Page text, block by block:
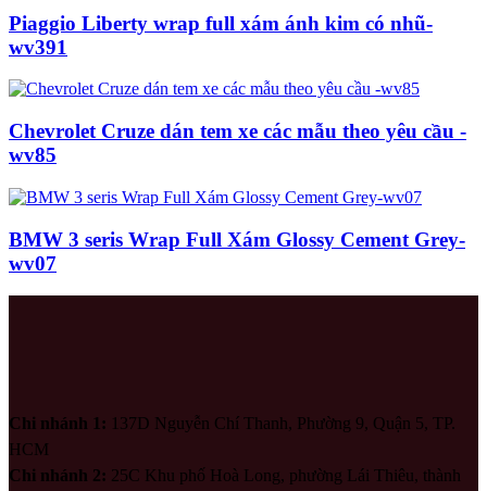
Piaggio Liberty wrap full xám ánh kim có nhũ-
wv391
Chevrolet Cruze dán tem xe các mẫu theo yêu cầu -
wv85
BMW 3 seris Wrap Full Xám Glossy Cement Grey-
wv07
Chi nhánh 1: 137D Nguyễn Chí Thanh, Phường 9, Quận 5, TP.
HCM
Chi nhánh 2: 25C Khu phố Hoà Long, phường Lái Thiêu, thành